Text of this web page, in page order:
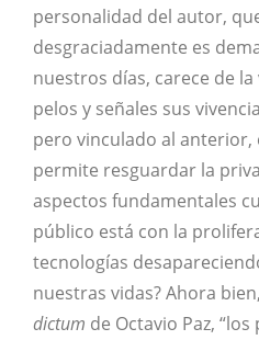
personalidad del autor,
desgraciadamente es
nuestros días, carece de
pelos y señales sus
pero vinculado al anterior,
permite resguardar la
aspectos fundamentales
público está con la
tecnologías
nuestras vidas? Ahora
dictum de Octavio Paz,